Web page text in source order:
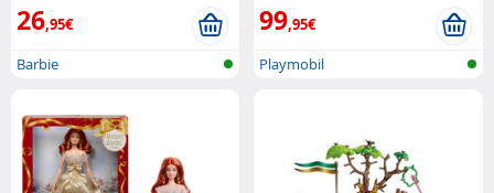
26,95€
Barbie
99,95€
Playmobil